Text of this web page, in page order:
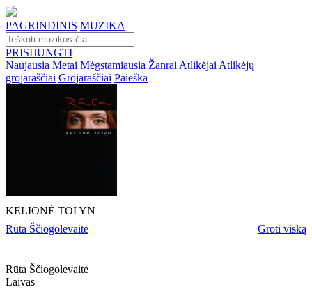
PAGRINDINIS MUZIKA
PRISIJUNGTI
Naujausia Metai Mėgstamiausia Žanrai Atlikėjai Atlikėjų
grojaraščiai Grojaraščiai Paieška
KELIONĖ TOLYN
Rūta Ščiogolevaitė
Groti viską
Rūta Ščiogolevaitė
Laivas